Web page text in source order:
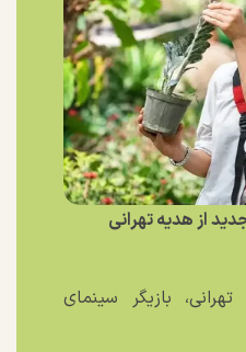
از هدیه تهرانی
بازیگر سینمای